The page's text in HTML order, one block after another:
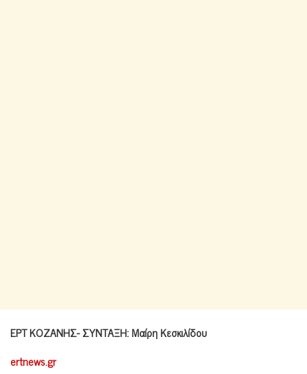
ΕΡΤ ΚΟΖΑΝΗΣ- ΣΥΝΤΑΞΗ: Μαίρη Κεσκιλίδου
ertnews.gr